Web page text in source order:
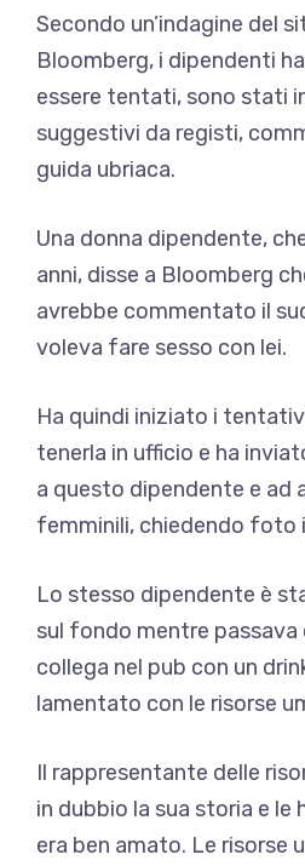
Secondo un’indagine del
Bloomberg, i dipendenti
essere tentati, sono stati
suggestivi da registi,
guida ubriaca.
Una donna dipendente,
anni, disse a Bloomberg
avrebbe commentato il
voleva fare sesso con lei.
Ha quindi iniziato i
tenerla in ufficio e ha
a questo dipendente e ad
femminili, chiedendo foto
Lo stesso dipendente è
sul fondo mentre passava
collega nel pub con un
lamentato con le risorse
Il rappresentante delle
in dubbio la sua storia e le
era ben amato. Le risorse